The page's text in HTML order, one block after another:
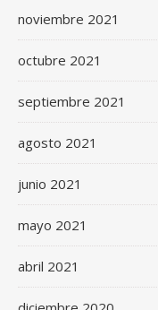
noviembre 2021
octubre 2021
septiembre 2021
agosto 2021
junio 2021
mayo 2021
abril 2021